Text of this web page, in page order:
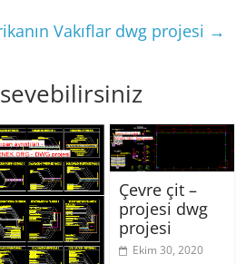
Vakıflar dwg projesi →
Çevre çit –
projesi dwg
projesi
Ekim 30, 2020